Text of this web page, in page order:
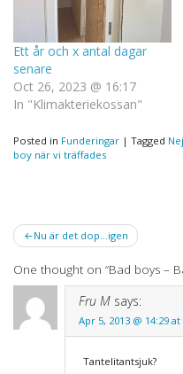
Ett år och x antal dagar
senare
Oct 26, 2023 @ 16:17
In "Klimakteriekossan"
Posted in Funderingar | Tagged
boy när vi träffades
Post
navigation
Nu är det dop…igen
One thought on “Bad boys –
Fru M says:
Apr 5, 2013 @ 14:29 at
Tantelitantsjuk?